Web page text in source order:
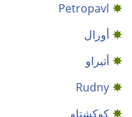
Petropavl
أورال
أتيراو
Rudny
كوكشتاو